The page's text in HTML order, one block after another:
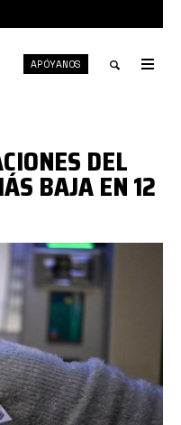
APÓYANOS
DEL
BAJA EN 12